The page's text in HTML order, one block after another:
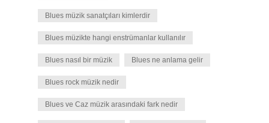
Blues müzik sanatçıları kimlerdir
Blues müzikte hangi enstrümanlar kullanılır
Blues nasıl bir müzik Blues ne anlama gelir
Blues rock müzik nedir
Blues ve Caz müzik arasındaki fark nedir